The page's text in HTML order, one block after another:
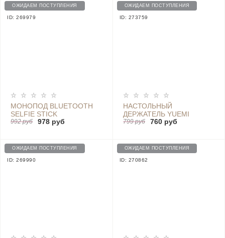
ОЖИДАЕМ ПОСТУПЛЕНИЯ
ID: 269979
МОНОПОД BLUETOOTH
SELFIE STICK
992 руб 978 руб
ОЖИДАЕМ ПОСТУПЛЕНИЯ
ID: 273759
НАСТОЛЬНЫЙ
ДЕРЖАТЕЛЬ YUEMI
MOBILE PHONE DESKTOP
799 руб 760 руб
ОЖИДАЕМ ПОСТУПЛЕНИЯ
ID: 269990
ОЖИДАЕМ ПОСТУПЛЕНИЯ
ID: 270862